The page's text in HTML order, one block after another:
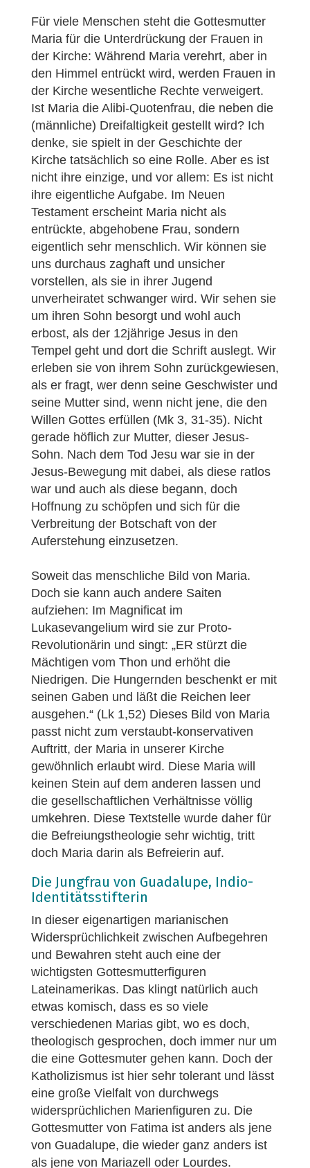
Für viele Menschen steht die Gottesmutter
Maria für die Unterdrückung der Frauen in
der Kirche: Während Maria verehrt, aber in
den Himmel entrückt wird, werden Frauen in
der Kirche wesentliche Rechte verweigert.
Ist Maria die Alibi-Quotenfrau, die neben die
(männliche) Dreifaltigkeit gestellt wird? Ich
denke, sie spielt in der Geschichte der
Kirche tatsächlich so eine Rolle. Aber es ist
nicht ihre einzige, und vor allem: Es ist nicht
ihre eigentliche Aufgabe. Im Neuen
Testament erscheint Maria nicht als
entrückte, abgehobene Frau, sondern
eigentlich sehr menschlich. Wir können sie
uns durchaus zaghaft und unsicher
vorstellen, als sie in ihrer Jugend
unverheiratet schwanger wird. Wir sehen sie
um ihren Sohn besorgt und wohl auch
erbost, als der 12jährige Jesus in den
Tempel geht und dort die Schrift auslegt. Wir
erleben sie von ihrem Sohn zurückgewiesen,
als er fragt, wer denn seine Geschwister und
seine Mutter sind, wenn nicht jene, die den
Willen Gottes erfüllen (Mk 3, 31-35). Nicht
gerade höflich zur Mutter, dieser Jesus-
Sohn. Nach dem Tod Jesu war sie in der
Jesus-Bewegung mit dabei, als diese ratlos
war und auch als diese begann, doch
Hoffnung zu schöpfen und sich für die
Verbreitung der Botschaft von der
Auferstehung einzusetzen.
Soweit das menschliche Bild von Maria.
Doch sie kann auch andere Saiten
aufziehen: Im Magnificat im
Lukasevangelium wird sie zur Proto-
Revolutionärin und singt: „ER stürzt die
Mächtigen vom Thon und erhöht die
Niedrigen. Die Hungernden beschenkt er mit
seinen Gaben und läßt die Reichen leer
ausgehen.“ (Lk 1,52) Dieses Bild von Maria
passt nicht zum verstaubt-konservativen
Auftritt, der Maria in unserer Kirche
gewöhnlich erlaubt wird. Diese Maria will
keinen Stein auf dem anderen lassen und
die gesellschaftlichen Verhältnisse völlig
umkehren. Diese Textstelle wurde daher für
die Befreiungstheologie sehr wichtig, tritt
doch Maria darin als Befreierin auf.
Die Jungfrau von Guadalupe, Indio-
Identitätsstifterin
In dieser eigenartigen marianischen
Widersprüchlichkeit zwischen Aufbegehren
und Bewahren steht auch eine der
wichtigsten Gottesmutterfiguren
Lateinamerikas. Das klingt natürlich auch
etwas komisch, dass es so viele
verschiedenen Marias gibt, wo es doch,
theologisch gesprochen, doch immer nur um
die eine Gottesmuter gehen kann. Doch der
Katholizismus ist hier sehr tolerant und lässt
eine große Vielfalt von durchwegs
widersprüchlichen Marienfiguren zu. Die
Gottesmutter von Fatima ist anders als jene
von Guadalupe, die wieder ganz anders ist
als jene von Mariazell oder Lourdes.